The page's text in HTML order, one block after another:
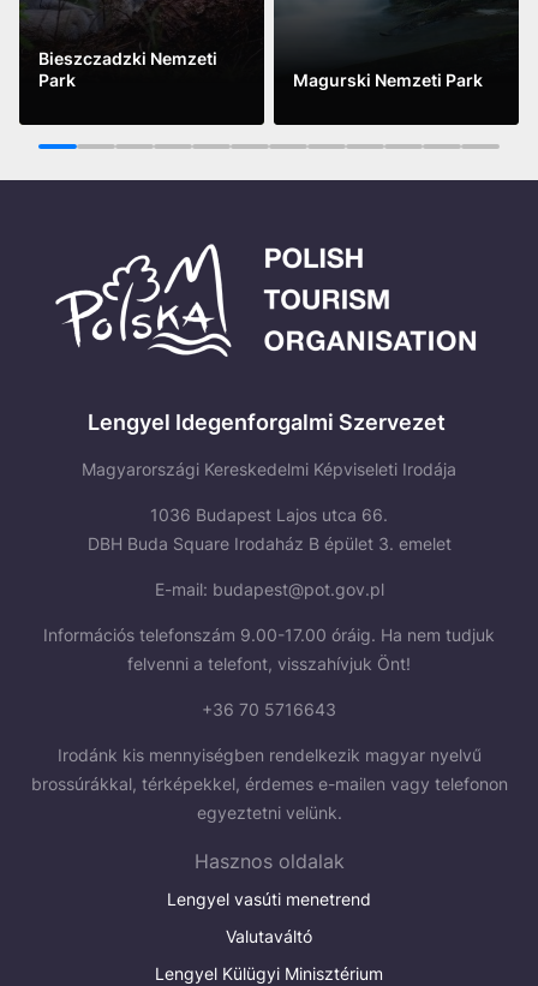
Bieszczadzki Nemzeti
Park
See more
Magurski Nemzeti Park
See more
1 2 3 4 5 6 7 8 9 10 11 12
Lengyel Idegenforgalmi Szervezet
Magyarországi Kereskedelmi Képviseleti Irodája
1036 Budapest Lajos utca 66.
DBH Buda Square Irodaház B épület 3. emelet
E-mail: budapest@pot.gov.pl
Információs telefonszám 9.00-17.00 óráig. Ha nem tudjuk
felvenni a telefont, visszahívjuk Önt!
+36 70 5716643
Irodánk kis mennyiségben rendelkezik magyar nyelvű
brossúrákkal, térképekkel, érdemes e-mailen vagy telefonon
egyeztetni velünk.
Hasznos oldalak
Lengyel vasúti menetrend
Valutaváltó
Lengyel Külügyi Minisztérium